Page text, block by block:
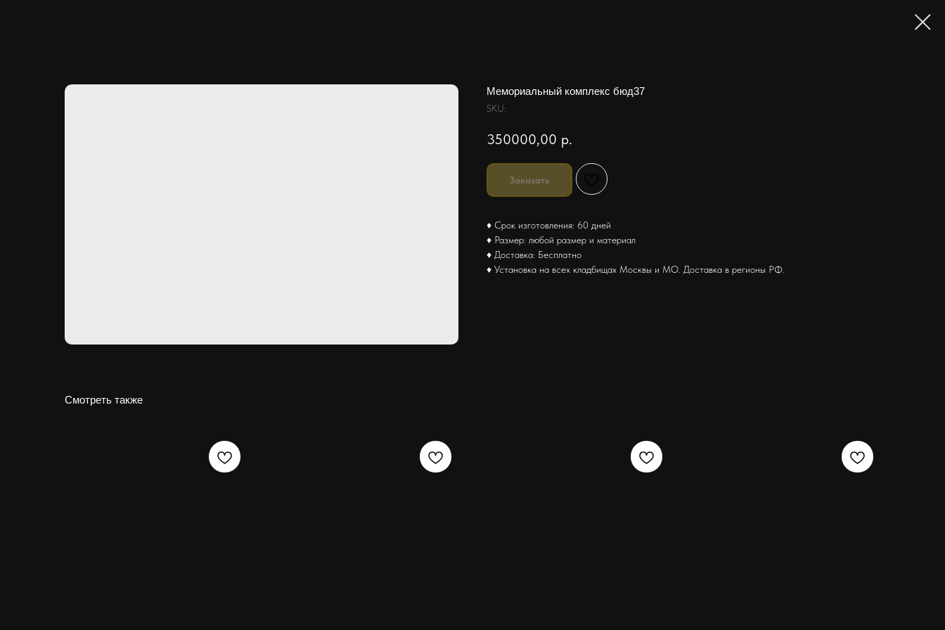
Мемориальный комплекс бюд37
SKU:
350000,00 р.
Заказать
♦ Срок изготовления: 60 дней
♦ Размер: любой размер и материал
♦ Доставка: Бесплатно
♦ Установка на всех кладбищах Москвы и МО. Доставка в регионы РФ.
Смотреть также